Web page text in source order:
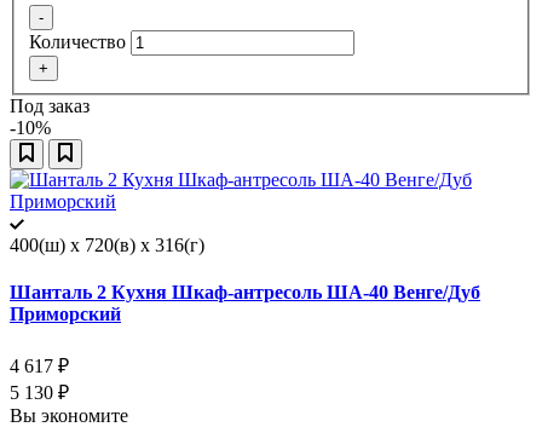
-
Количество
+
Под заказ
-10%
400(ш) x 720(в) x 316(г)
Шанталь 2 Кухня Шкаф-антресоль ША-40 Венге/Дуб
Приморский
4 617 ₽
5 130 ₽
Вы экономите